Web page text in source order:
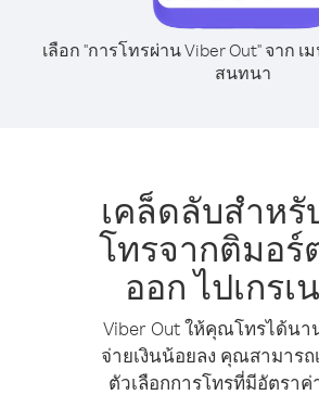
เลือก "การโทรผ่าน Viber Out" จาก
สนทนา
เคล็ดลับสำหรั
โทรจากติมอร์
ออก ไปเกรเ
Viber Out ให้คุณโทรได้น
จ่ายเงินน้อยลง คุณสามารถ
ตัวเลือกการโทรที่มีอัตราค่